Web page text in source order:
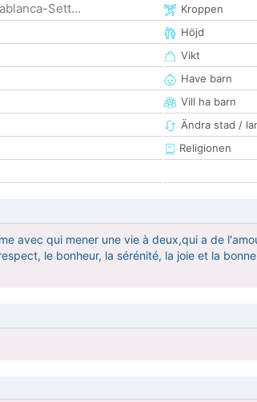
Sett...
Kroppen
Höjd
Vikt
Have barn
Vill ha barn
Ändra stad /
Religionen
avec qui mener une vie à deux,qui a de
le bonheur, la sérénité, la joie et la